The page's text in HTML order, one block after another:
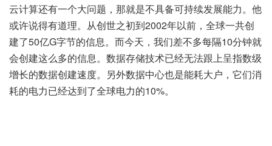
云计算还有一个大问题，那就是不具备可持续发展能力。他
或许说得有道理。从创世之初到2002年以前，全球一共创
建了50亿G字节的信息。而今天，我们差不多每隔10分钟就
会创建这么多的信息。数据存储技术已经无法跟上呈指数级
增长的数据创建速度。另外数据中心也是能耗大户，它们消
耗的电力已经达到了全球电力的10%。